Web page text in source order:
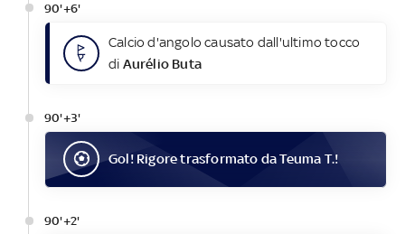
90'+6'
Calcio d'angolo causato dall'ultimo tocco
di Aurélio Buta
90'+3'
Gol! Rigore trasformato daTeuma T.!
90'+2'